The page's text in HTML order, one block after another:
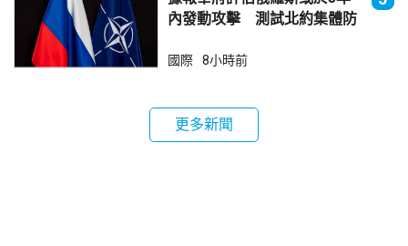
內發動攻擊 測試北約集體防
國際 8小時前
更多新聞